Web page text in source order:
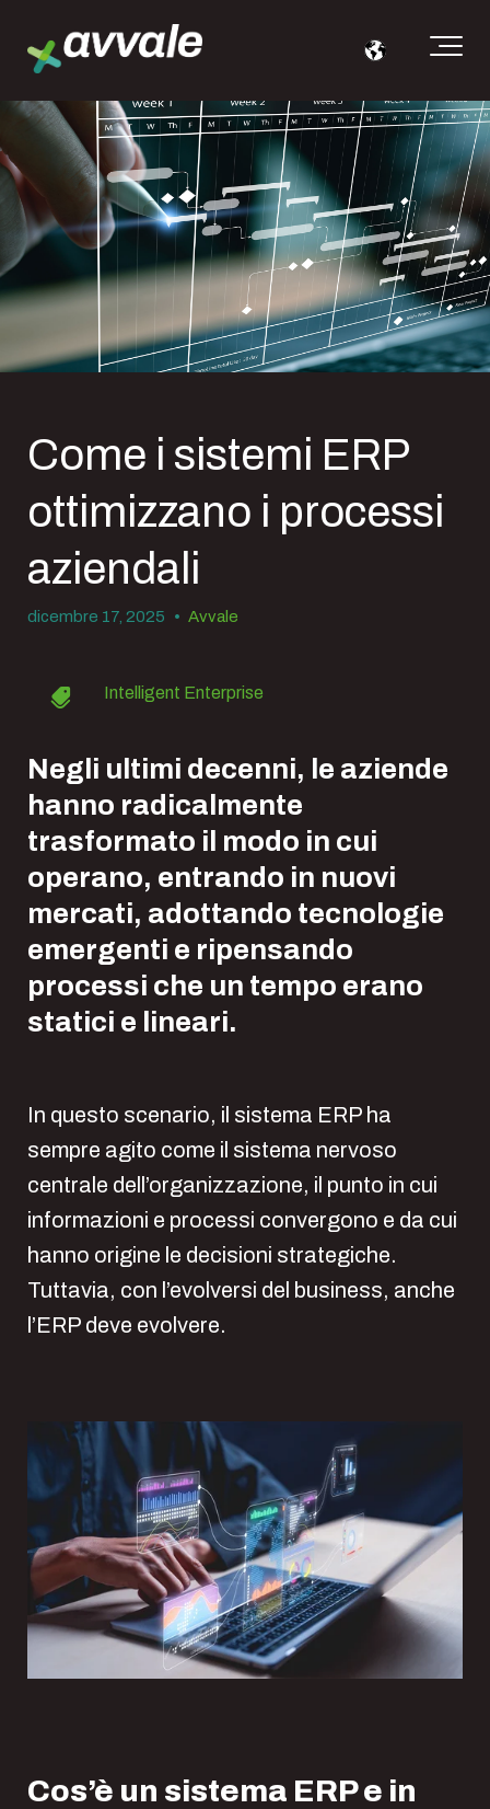
Come i sistemi ERP
ottimizzano i processi
aziendali
dicembre 17, 2025 • Avvale
Intelligent Enterprise
Negli ultimi decenni, le aziende
hanno radicalmente
trasformato il modo in cui
operano, entrando in nuovi
mercati, adottando tecnologie
emergenti e ripensando
processi che un tempo erano
statici e lineari.
In questo scenario, il sistema ERP ha
sempre agito come il sistema nervoso
centrale dell’organizzazione, il punto in cui
informazioni e processi convergono e da cui
hanno origine le decisioni strategiche.
Tuttavia, con l’evolversi del business, anche
l’ERP deve evolvere.
Cos’è un sistema ERP e in